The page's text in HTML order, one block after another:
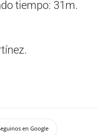
tiempo: 31m.
en Google